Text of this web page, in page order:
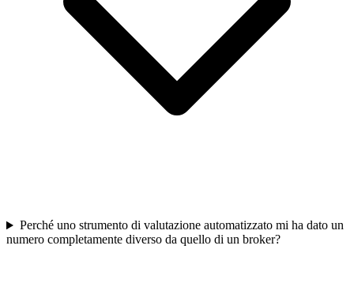
Perché uno strumento di valutazione automatizzato mi ha dato un
numero completamente diverso da quello di un broker?